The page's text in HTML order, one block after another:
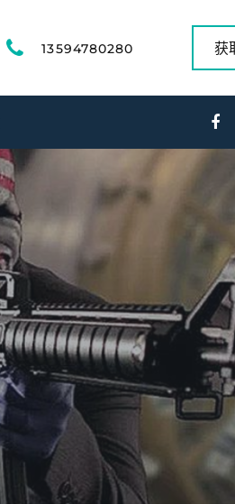
13594780280 获